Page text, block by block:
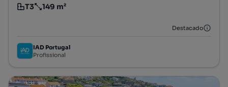
Tipologia
T3
Preço por metro quadrado
149 m²
Destacado
IAD Portugal
Profissional